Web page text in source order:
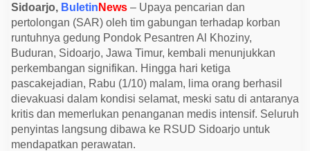
a
k
u
a
s
i
S
a
n
t
r
i
S
e
Sidoarjo, Buletin News – Upaya pencarian dan
pertolongan (SAR) oleh tim gabungan terhadap korban
runtuhnya gedung Pondok Pesantren Al Khoziny,
Buduran, Sidoarjo, Jawa Timur, kembali menunjukkan
perkembangan signifikan. Hingga hari ketiga
pascakejadian, Rabu (1/10) malam, lima orang berhasil
dievakuasi dalam kondisi selamat, meski satu di antaranya
kritis dan memerlukan penanganan medis intensif. Seluruh
penyintas langsung dibawa ke RSUD Sidoarjo untuk
mendapatkan perawatan.